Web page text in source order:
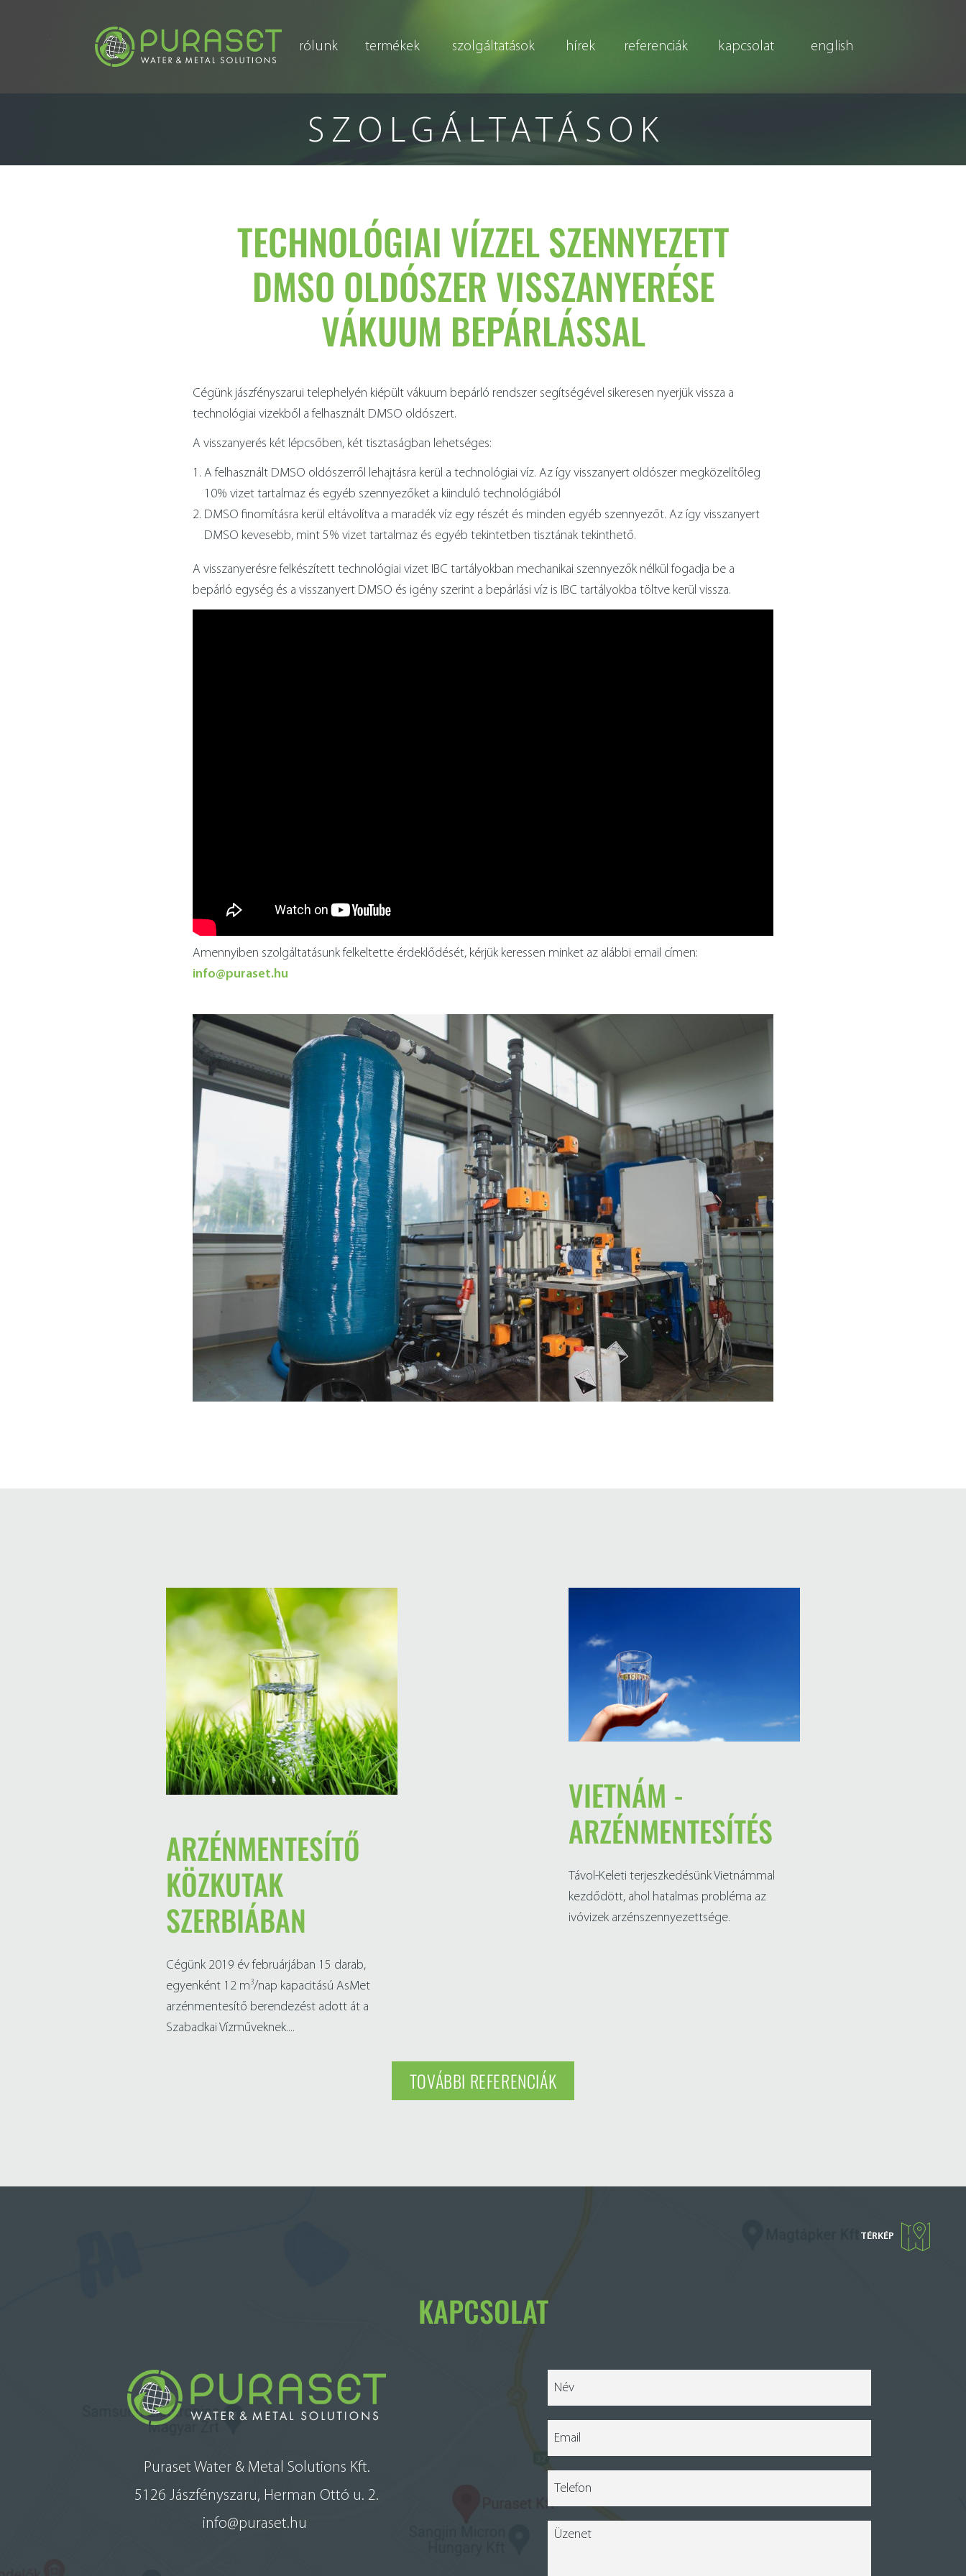
rólunk termékek szolgáltatások hírek referenciák kapcsolat english
SZOLGÁLTATÁSOK
TECHNOLÓGIAI VÍZZEL SZENNYEZETT
DMSO OLDÓSZER VISSZANYERÉSE
VÁKUUM BEPÁRLÁSSAL
Cégünk jászfényszarui telephelyén kiépült vákuum bepárló rendszer segítségével sikeresen nyerjük vissza a
technológiai vizekből a felhasznált DMSO oldószert.
A visszanyerés két lépcsőben, két tisztaságban lehetséges:
A felhasznált DMSO oldószerről lehajtásra kerül a technológiai víz. Az így visszanyert oldószer megközelítőleg
10% vizet tartalmaz és egyéb szennyezőket a kiinduló technológiából
DMSO finomításra kerül eltávolítva a maradék víz egy részét és minden egyéb szennyezőt. Az így visszanyert
DMSO kevesebb, mint 5% vizet tartalmaz és egyéb tekintetben tisztának tekinthető.
A visszanyerésre felkészített technológiai vizet IBC tartályokban mechanikai szennyezők nélkül fogadja be a
bepárló egység és a visszanyert DMSO és igény szerint a bepárlási víz is IBC tartályokba töltve kerül vissza.
Amennyiben szolgáltatásunk felkeltette érdeklődését, kérjük keressen minket az alábbi email címen:
info@puraset.hu
TOVÁBBI REFERENCIÁK
ARZÉNMENTESÍTŐ
KÖZKUTAK
SZERBIÁBAN
Cégünk 2019 év februárjában 15 darab,
egyenként 12 m3/nap kapacitású AsMet
arzénmentesítő berendezést adott át a
Szabadkai Vízműveknek....
VIETNÁM -
ARZÉNMENTESÍTÉS
Távol-Keleti terjeszkedésünk Vietnámmal
kezdődött, ahol hatalmas probléma az
ivóvizek arzénszennyezettsége.
KAPCSOLAT
TÉRKÉP
Puraset Water & Metal Solutions Kft.
5126 Jászfényszaru, Herman Ottó u. 2.
info@puraset.hu